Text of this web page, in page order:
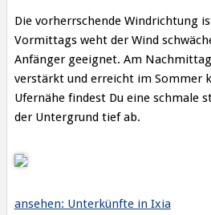
Die vorherrschende Windrichtung
Vormittags weht der Wind
Anfänger geeignet. Am
verstärkt und erreicht im Sommer
Ufernähe findest Du eine schmale
der Untergrund tief ab.
ansehen: Unterkünfte in Ixia